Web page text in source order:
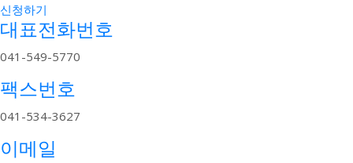
신청하기
대표전화번호
041-549-5770
팩스번호
041-534-3627
이메일